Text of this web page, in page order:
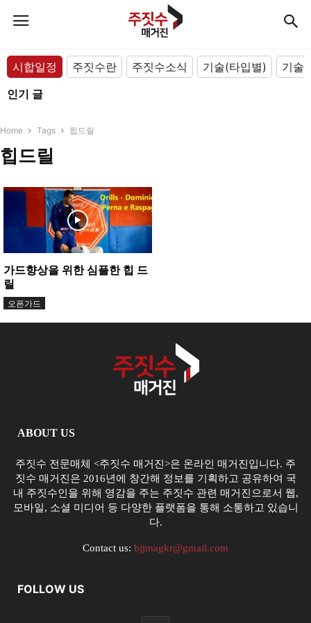
시합일정 주짓수란 주짓수소식 기술(타입별)
기술
인기 글
Home Tags 힙드릴
힙드릴
가드향상을 위한 심플한 힙 드
릴
오픈가드
ABOUT US
주짓수 전문매체 <주짓수 매거진>은 온라인 매거진입니다. 주
짓수 매거진은 2016년에 창간해 정보를 기획하고 공유하여 국
내 주짓수인을 위해 영감을 주는 주짓수 관련 매거진으로서 웹,
모바일, 소셜 미디어 등 다양한 플랫폼을 통해 소통하고 있습니
다.
Contact us: bjjmagkr@gmail.com
FOLLOW US